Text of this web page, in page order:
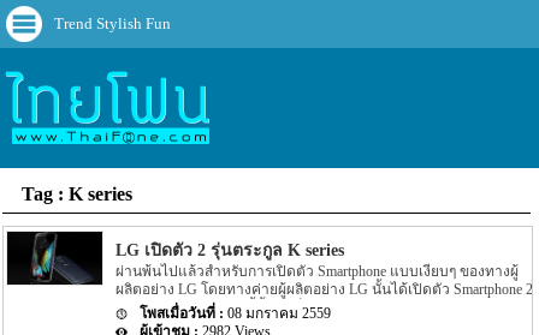
Trend Stylish Fun
Tag : K series
LG เปิดตัว 2 รุ่นตระกูล K series
ผ่านพ้นไปแล้วสำหรับการเปิดตัว Smartphone แบบเงียบๆ ของทางผู้
ผลิตอย่าง LG โดยทางค่ายผู้ผลิตอย่าง LG นั้นได้เปิดตัว Smartphone 2
รุ่นใหม่ โดย 2 รุ่นใหม่นี้นั้นจะเป็น 2 รุ่นในตระกูล K series อย่าง K10
และ K7 นั้นเอง สำหรับ Spec ของทั้ง 2 รุ่นใหม่นี้นั้นจะเป็นอย่างไรเรา
08 มกราคม 2559